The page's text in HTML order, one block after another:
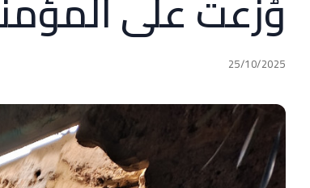
25/10/2025